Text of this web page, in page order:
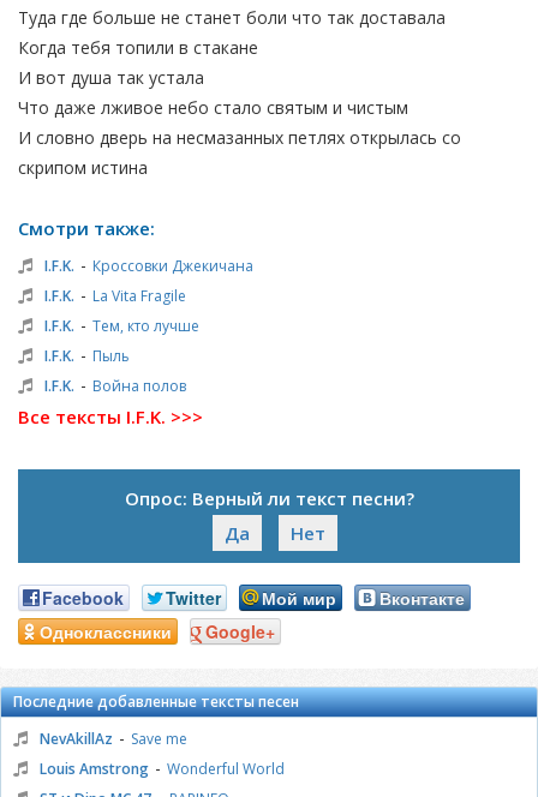
Туда где больше не станет боли что так доставала
Когда тебя топили в стакане
И вот душа так устала
Что даже лживое небо стало святым и чистым
И словно дверь на несмазанных петлях открылась со
скрипом истина
Смотри также:
I.F.K. - Кроссовки Джекичана
I.F.K. - La Vita Fragile
I.F.K. - Тем, кто лучше
I.F.K. - Пыль
I.F.K. - Война полов
Все тексты I.F.K. >>>
Опрос: Верный ли текст песни?
Да
Нет
Facebook Twitter Мой мир
Вконтакте
Одноклассники
Google+
Последние добавленные тексты песен
NevAkillAz - Save me
Louis Amstrong - Wonderful World